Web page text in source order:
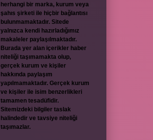
herhangi bir marka, kurum veya
şahıs şirketi ile hiçbir bağlantısı
bulunmamaktadır. Sitede
yalnızca kendi hazırladığımız
makaleler paylaşılmaktadır.
Burada yer alan içerikler haber
niteliği taşımamakta olup,
gerçek kurum ve kişiler
hakkında paylaşım
yapılmamaktadır. Gerçek kurum
ve kişiler ile isim benzerlikleri
tamamen tesadüfidir.
Sitemizdeki bilgiler taslak
halindedir ve tavsiye niteliği
taşımazlar.